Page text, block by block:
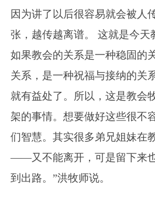
因为讲了以后很容易就会被人
张，越传越离谱。 这就是今天
如果教会的关系是一种稳固的
关系，是一种祝福与接纳的关
就有益处了。所以，这是教会
架的事情。想要做好这些很不
们智慧。其实很多弟兄姐妹在
——又不能离开，可是留下来
到出路。”洪牧师说。